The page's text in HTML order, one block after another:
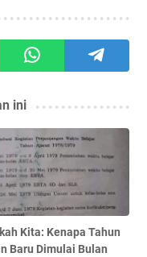
ini
Kita: Kenapa Tahun
Baru Dimulai Bulan